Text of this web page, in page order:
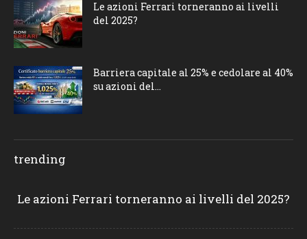
Le azioni Ferrari torneranno ai livelli
del 2025?
Barriera capitale al 25% e cedolare al 40%
su azioni del...
trending
Le azioni Ferrari torneranno ai livelli del 2025?